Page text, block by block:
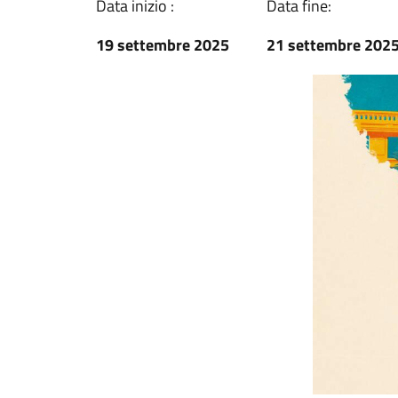
Data inizio :
19 settembre 2025
Data fine:
21 settembre